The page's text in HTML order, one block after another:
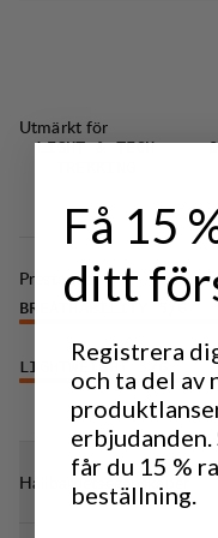
Utmärkt för
LIGHT & TECH
Prestanda
BREATHABILITY
LIGHTWEIGHT
Hållbarhetsegenskaper
Få 15
ditt
Registrera
och ta del av
erbjudanden.
får du 15 %
beställning.